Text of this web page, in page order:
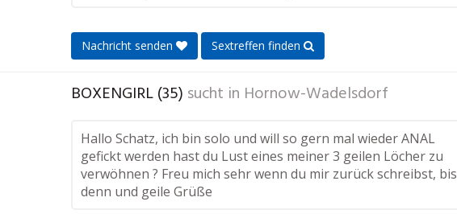
Nachricht senden Sextreffen finden
BOXENGIRL (35) sucht in Hornow-Wadelsdorf
Hallo Schatz, ich bin solo und will so gern mal wieder ANAL
gefickt werden hast du Lust eines meiner 3 geilen Löcher zu
verwöhnen ? Freu mich sehr wenn du mir zurück schreibst, bis
denn und geile Grüße